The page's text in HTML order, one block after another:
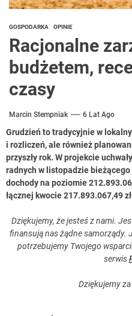
GOSPODARKA OPINIE
Racjonalne
budżetem,
czasy
Marcin Stempniak 6 Lat Ago
Grudzień to tradycyjnie w
i rozliczeń, ale również
przyszły rok. W projekcie
radnych w listopadzie bieżącego
dochody na poziomie
łącznej kwocie 217.893.067,49
Dziękujemy, że jesteś z nami.
finansują nas żądne samorządy.
potrzebujemy Twojego
serwis
Dziękujemy